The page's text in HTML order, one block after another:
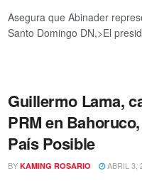
Asegura que Abinader
Santo Domingo DN,>El
Guillermo Lama,
PRM en
País Posible
BY KAMING ROSARIO ABRIL 3,